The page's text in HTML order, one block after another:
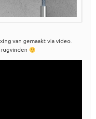
van gemaakt via video.